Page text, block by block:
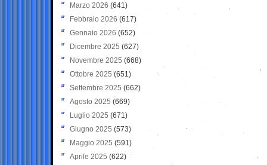
Marzo 2026 (641)
Febbraio 2026 (617)
Gennaio 2026 (652)
Dicembre 2025 (627)
Novembre 2025 (668)
Ottobre 2025 (651)
Settembre 2025 (662)
Agosto 2025 (669)
Luglio 2025 (671)
Giugno 2025 (573)
Maggio 2025 (591)
Aprile 2025 (622)